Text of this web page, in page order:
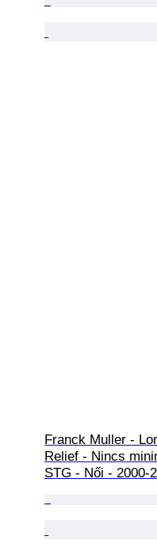
Franck Muller -
Relief - Nincs
STG - Női - 2000-